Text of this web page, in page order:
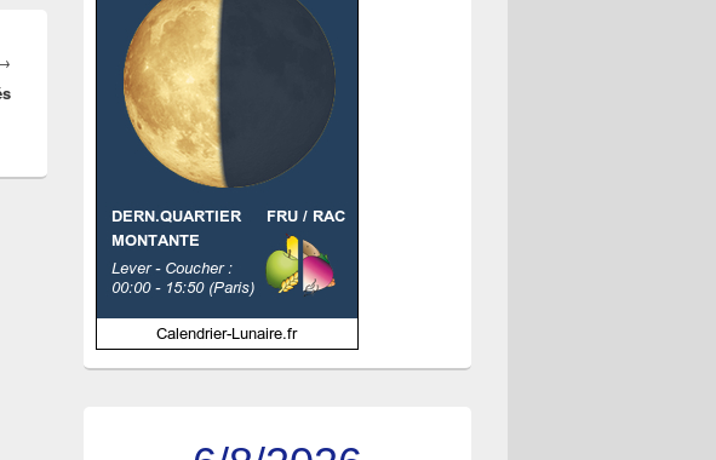
suivant :